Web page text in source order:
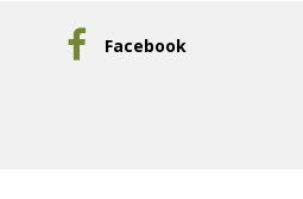
Facebook